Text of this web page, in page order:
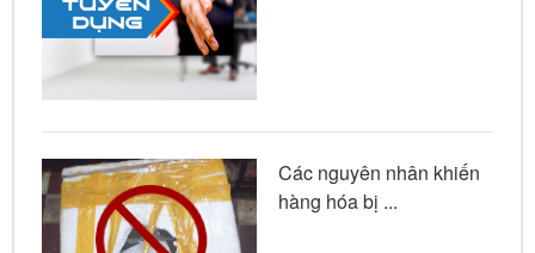
Các nguyên nhân khiến
hàng hóa bị ...